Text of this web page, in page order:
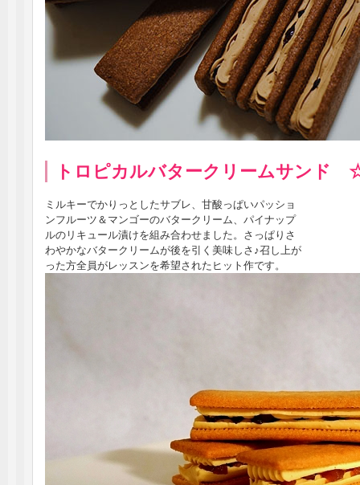
トロピカルバタークリームサン
ミルキーでかりっとしたサブレ、甘酸っぱいパッショ
ンフルーツ＆マンゴーのバタークリーム、パイナップ
ルのリキュール漬けを組み合わせました。さっぱりさ
わやかなバタークリームが後を引く美味しさ♪召し上が
った方全員がレッスンを希望されたヒット作です。